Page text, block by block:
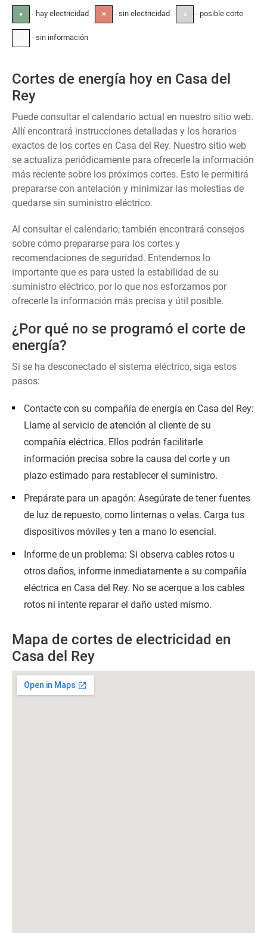
● - hay electricidad ✕ - sin electricidad ± - posible corte
- sin información
Cortes de energía hoy en Casa del
Rey
Puede consultar el calendario actual en nuestro sitio web.
Allí encontrará instrucciones detalladas y los horarios
exactos de los cortes en Casa del Rey. Nuestro sitio web
se actualiza periódicamente para ofrecerle la información
más reciente sobre los próximos cortes. Esto le permitirá
prepararse con antelación y minimizar las molestias de
quedarse sin suministro eléctrico.
Al consultar el calendario, también encontrará consejos
sobre cómo prepararse para los cortes y
recomendaciones de seguridad. Entendemos lo
importante que es para usted la estabilidad de su
suministro eléctrico, por lo que nos esforzamos por
ofrecerle la información más precisa y útil posible.
¿Por qué no se programó el corte de
energía?
Si se ha desconectado el sistema eléctrico, siga estos
pasos:
Contacte con su compañía de energía en Casa del Rey:
Llame al servicio de atención al cliente de su
compañía eléctrica. Ellos podrán facilitarle
información precisa sobre la causa del corte y un
plazo estimado para restablecer el suministro.
Prepárate para un apagón: Asegúrate de tener fuentes
de luz de repuesto, como linternas o velas. Carga tus
dispositivos móviles y ten a mano lo esencial.
Informe de un problema: Si observa cables rotos u
otros daños, informe inmediatamente a su compañía
eléctrica en Casa del Rey. No se acerque a los cables
rotos ni intente reparar el daño usted mismo.
Mapa de cortes de electricidad en
Casa del Rey